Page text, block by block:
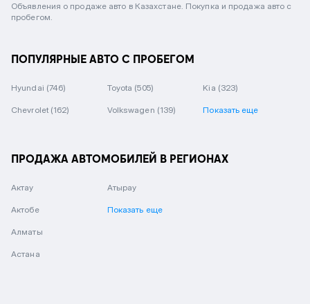
Объявления о продаже авто в Казахстане. Покупка и продажа авто с
пробегом.
ПОПУЛЯРНЫЕ АВТО С ПРОБЕГОМ
Hyundai (746) Toyota (505) Kia (323)
Chevrolet (162) Volkswagen (139) Показать еще
ПРОДАЖА АВТОМОБИЛЕЙ В РЕГИОНАХ
Актау
Актобе
Алматы
Астана
Атырау
Показать еще